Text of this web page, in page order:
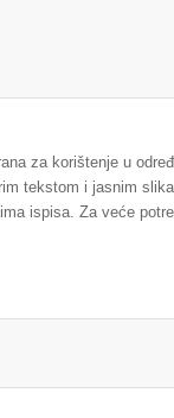
za korištenje u
tekstom i jasnim
ispisa. Za veće